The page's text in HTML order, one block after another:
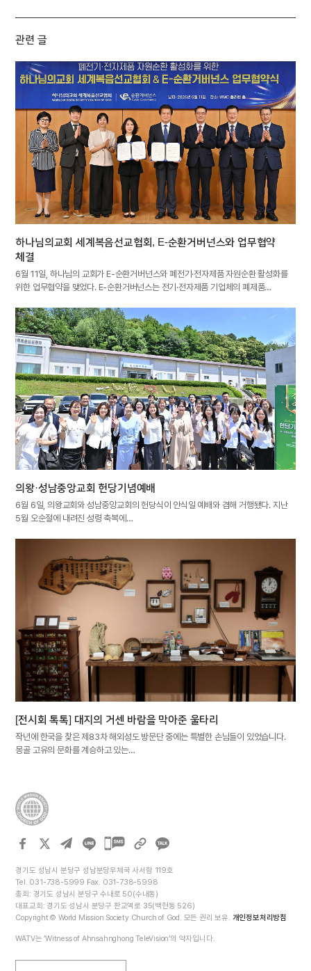
관련 글
하나님의교회 세계복음선교협회, E-순환거버넌스와 업무협약
체결
6월 11일, 하나님의 교회가 E-순환거버넌스와 폐전기·전자제품 자원순환 활성화를
위한 업무협약을 맺었다. E-순환거버넌스는 전기·전자제품 기업체의 폐제품…
의왕·성남중앙교회 헌당기념예배
6월 6일, 의왕교회와 성남중앙교회의 헌당식이 안식일 예배와 겸해 거행됐다. 지난
5월 오순절에 내려진 성령 축복에…
[전시회 톡톡] 대지의 거센 바람을 막아준 울타리
작년에 한국을 찾은 제83차 해외성도 방문단 중에는 특별한 손님들이 있었습니다.
몽골 고유의 문화를 계승하고 있는…
카카오톡
경기도 성남시 분당구 성남분당우체국 사서함 119호
Tel. 031-738-5999 Fax. 031-738-5998
총회: 경기도 성남시 분당구 수내로 50(수내동)
대표교회: 경기도 성남시 분당구 판교역로 35(백현동 526)
Copyright © World Mission Society Church of God. 모든 권리 보유. 개인정보처리방침
WATV는 ‘Witness of Ahnsahnghong TeleVision’의 약자입니다.